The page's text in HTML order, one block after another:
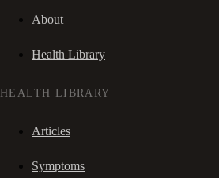
About
Health Library
HEALTH LIBRARY
Articles
Symptoms